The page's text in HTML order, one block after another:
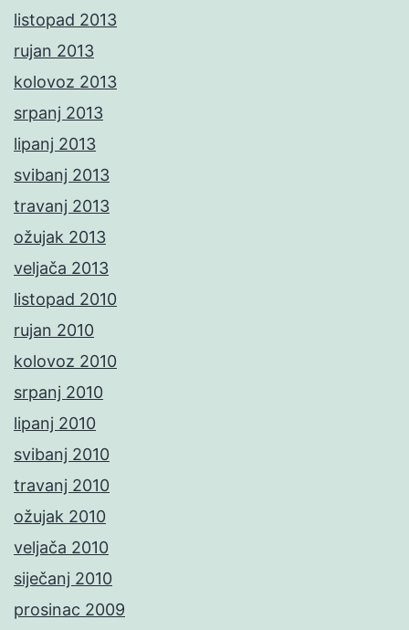
listopad 2013
rujan 2013
kolovoz 2013
srpanj 2013
lipanj 2013
svibanj 2013
travanj 2013
ožujak 2013
veljača 2013
listopad 2010
rujan 2010
kolovoz 2010
srpanj 2010
lipanj 2010
svibanj 2010
travanj 2010
ožujak 2010
veljača 2010
siječanj 2010
prosinac 2009